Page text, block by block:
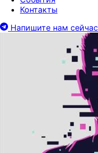
Контакты
Напишите нам сейчас